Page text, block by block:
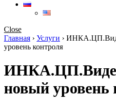
Close
Главная › Услуги ›
уровень контроля
новый уровень